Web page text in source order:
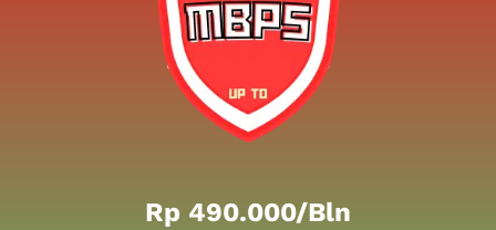
Rp 490.000/bln